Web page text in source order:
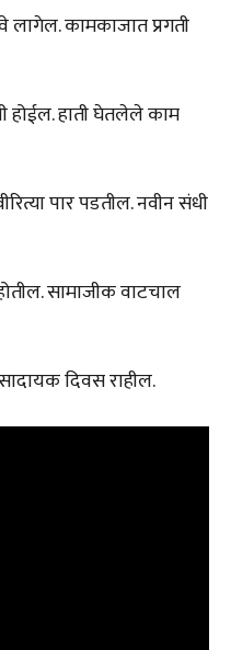
लागेल. कामकाजात प्रगती
होईल. हाती घेतलेले काम
पार पडतील. नवीन संधी
सामाजीक वाटचाल
दिवस राहील.